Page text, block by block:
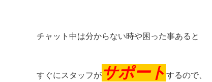
チャット中は分からない時や困った事あると
すぐにスタッフが サポート するので、